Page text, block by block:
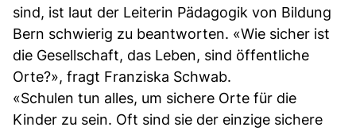
sind, ist laut der Leiterin Pädagogik von Bildung
Bern schwierig zu beantworten. «Wie sicher ist
die Gesellschaft, das Leben, sind öffentliche
Orte?», fragt Franziska Schwab.
«Schulen tun alles, um sichere Orte für die
Kinder zu sein. Oft sind sie der einzige sichere